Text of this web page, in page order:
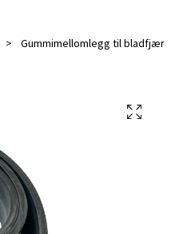
Gummimellomlegg til bladfjær